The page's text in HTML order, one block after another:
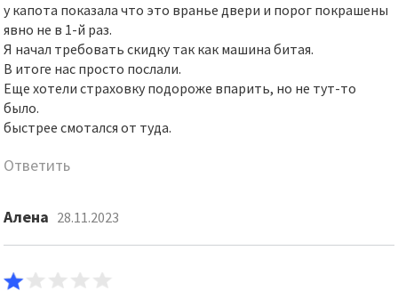
у капота показала что это вранье двери и порог покрашены
явно не в 1-й раз.
Я начал требовать скидку так как машина битая.
В итоге нас просто послали.
Еще хотели страховку подороже впарить, но не тут-то
было.
быстрее смотался от туда.
Ответить
Алена 28.11.2023